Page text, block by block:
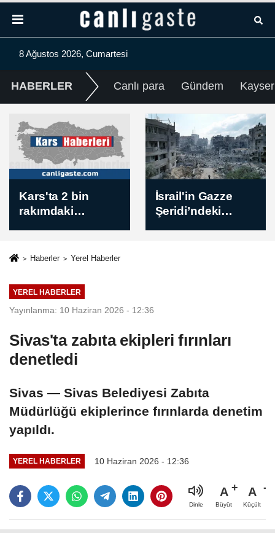
8 Ağustos 2026, Cumartesi
HABERLER Canlı para Gündem
İsrail'in Gazze
Şeridi’ndeki
yükseldi
Uluslararası Uzay
Kongresi bu yıl
Haberler Yerel Haberler
YEREL HABERLER
Yayınlanma: 10 Haziran 2026 - 12:36
Sivas'ta zabıta ekipleri fırınları
denetledi
Sivas — Sivas Belediyesi Zabıta
Müdürlüğü ekiplerince fırınlarda denetim
yapıldı.
YEREL HABERLER 10 Haziran 2026 - 12:36
Dinle
A
Büyüt
A
Küçült